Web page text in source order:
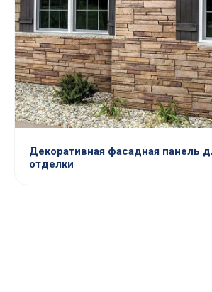
Декоративная фасадная панель
отделки